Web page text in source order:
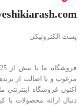
پست الکترونیکی
مرغوب و با اصالت از
اکنون فروشگاه
دنبال ارائه محصولات با